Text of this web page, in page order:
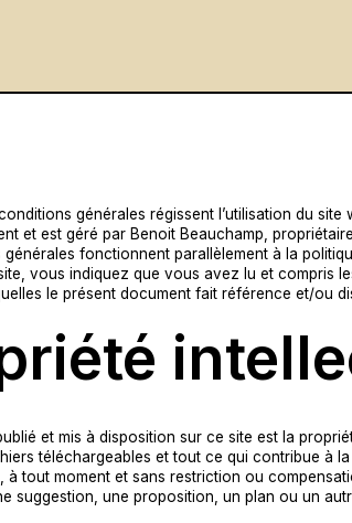
générales régissent l’utilisation du site
et est géré par Benoit Beauchamp,
fonctionnent parallèlement à la
vous indiquez que vous avez lu et compris
le présent document fait référence et/ou
et mis à disposition sur ce site est la
téléchargeables et tout ce qui contribue à
à tout moment et sans restriction ou
suggestion, une proposition, un plan ou un